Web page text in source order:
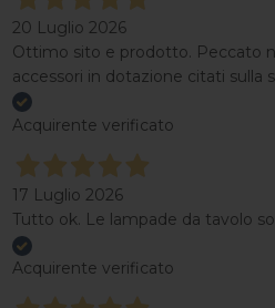
20 Luglio 2026
Ottimo sito e prodotto. Peccato
accessori in dotazione citati sulla
Acquirente verificato
17 Luglio 2026
Tutto ok. Le lampade da tavolo
Acquirente verificato